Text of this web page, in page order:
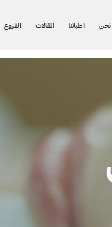
اطبائنا المقالات الفروع